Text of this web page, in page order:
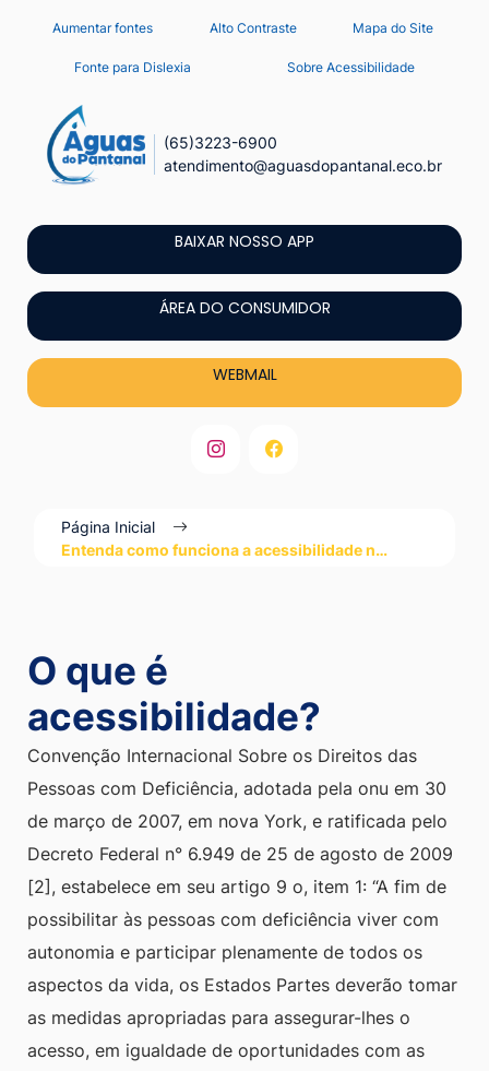
Seção
links
acessibilidade
conteúdo
[alt+1]
o
menu
[alt+2]
Ir
para
a
para
Aumentar fontes Alto Contraste Mapa do Site
Fonte para Dislexia Sobre Acessibilidade
(65)3223-6900
atendimento@aguasdopantanal.eco.br
BAIXAR NOSSO APP
ÁREA DO CONSUMIDOR
WEBMAIL
Página Inicial
Entenda como funciona a acessibilidade n…
O que é
acessibilidade?
Convenção Internacional Sobre os Direitos das
Pessoas com Deficiência, adotada pela onu em 30
de março de 2007, em nova York, e ratificada pelo
Decreto Federal n° 6.949 de 25 de agosto de 2009
[2], estabelece em seu artigo 9 o, item 1: “A fim de
possibilitar às pessoas com deficiência viver com
autonomia e participar plenamente de todos os
aspectos da vida, os Estados Partes deverão tomar
as medidas apropriadas para assegurar-lhes o
acesso, em igualdade de oportunidades com as